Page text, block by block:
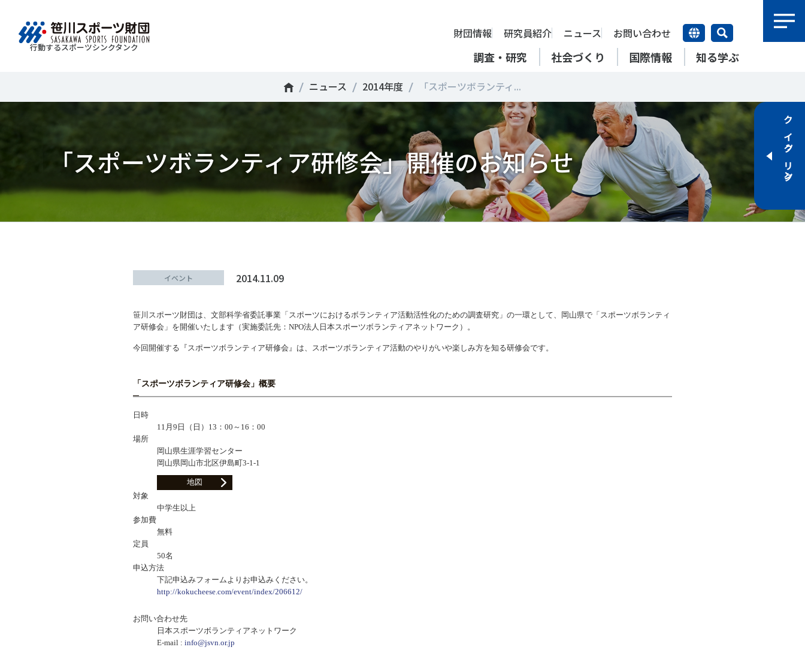
行動するスポーツシンクタンク
調査・研究 社会づくり 国際情報 知る学ぶ
財団情報 研究員紹介 ニュース お問い合わせ
財団情報
ミッション
理事長挨拶
沿革
採用情報
情報公開
アクセス
SSF Guidebook
研究員紹介
研究員
上席特別研究員
特別研究員
社会づくり
アクティブシティ
スポーツ振興団体との連携
諸外国のスポーツ情報（ドイツ）
＃誰が子どものスポーツをささえるのか ＃アクティブなまちづくり ＃日本人の身体活動と健康寿命 ＃障害者スポーツ ＃スポーツ基本計画
＃競技人口 ＃高齢者スポーツ ＃差別とダイバーシティ
スポーツライフ・データ
スポーツ政策・予算 健康とスポーツ
社会づくり
各教育機関との連携
スポーツ振興団体との連携
【動画】スポーツでアクティブ
なまちづくり
Mission＆Visionの達成に向けさまざまな
研究調査活動を行います。客観的な分
析・研究に基づく実現性のある政策提言
につなげています。
スポーツライフ・データ
政策提言
子どものスポーツ
障害者スポーツ
スポーツによるまちづくり
スポーツ・ガバナンス
スポーツボランティア
スポーツ政策・予算
健康とスポーツ
その他
調査一覧
【動画】スポーツでアクティブ
なまちづくり
新たな地域スポーツプラットフォーム
RSMO 地域スポーツ運営組織
運動部活動の実態と地域展開・
地域移行
自治体・スポーツ組織・企業・教育機関等と連携し、スポー
ツ推進計画の策定やスポーツ振興、地域課題の解決につなが
る取り組みを共同で実践しています。
アクティブシティ
自治体との連携
各教育機関との連携
スポーツ振興団体との連携
セミナー
【動画】スポーツでアクティブなまちづくり
チャレンジデー30年の取り組み
アクティブチャレンジ
スポーツ・ライフデータ
運動部活動の実態と地域展開・
地域移行
「スポーツ・フォー・オール」の理念を共有する国際機関や
日本国外の組織との連携、国際会議での研究成果の発表など
を行います。また、諸外国のスポーツ政策の比較、研究、情
報収集に積極的に取り組んでいます。
国際機関との連携
諸外国のスポーツ政策
諸外国のスポーツ事情
SSF研究員による国際情報コラム
SSFの英語版WEBサイト
SSFとできること
自治体／行政機関の方へ
SSFとできること
研究機関／競技団体の方へ
日本のスポーツ政策についての論考、部
活動やこどもの運動実施率などのスポー
ツ界の諸問題に関するコラム、スポーツ
史に残る貴重な証言など、様々な読み物
コンテンツを作成し、スポーツの果たす
べき役割を考察しています。
運動部活動の実態と地域展開・地域
スポーツ時事問題
SPORT TOPICS
障害者のスポーツの日常化
誰もがささえやすい子どものスポー
ツの環境づくり
スポーツ 歴史の検証
SPORT POLICY INCUBATOR―スポ
ーツ政策の『卵』―
SSF BOOKS
広報・出版
投票・クイズ
新型コロナウイルスとスポーツ
SSFとできること
自治体／行政機関の方へ
SSFとできること
研究機関／競技団体の方へ
SSFとできること
学生／大学生の方へ
クイックリンク
ニュース 2014年度 「スポーツボランティ...
「スポーツボランティア研修会」開催のお知らせ
イベント 2014.11.09
笹川スポーツ財団は、文部科学省委託事業「スポーツにおけるボランティア活動活性化のための調査研究」の一環として、岡山県で「スポーツボランティ
ア研修会」を開催いたします（実施委託先：NPO法人日本スポーツボランティアネットワーク）。
今回開催する『スポーツボランティア研修会』は、スポーツボランティア活動のやりがいや楽しみ方を知る研修会です。
「スポーツボランティア研修会」概要
日時
11月9日（日）13：00～16：00
場所
岡山県生涯学習センター
岡山県岡山市北区伊島町3-1-1
地図
対象
中学生以上
参加費
無料
定員
50名
申込方法
下記申込みフォームよりお申込みください。
http://kokucheese.com/event/index/206612/
お問い合わせ先
日本スポーツボランティアネットワーク
E-mail : info@jsvn.or.jp